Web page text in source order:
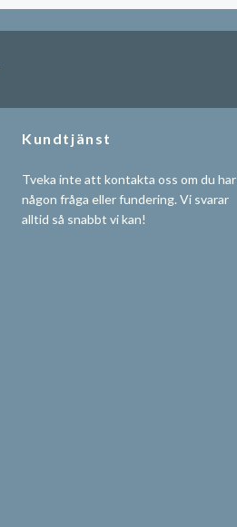
Kundtjänst
Tveka inte att kontakta oss om du har
någon fråga eller fundering. Vi svarar
alltid så snabbt vi kan!